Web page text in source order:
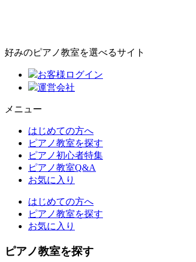
好みのピアノ教室を選べるサイト
お客様ログイン
運営会社
メニュー
はじめての方へ
ピアノ教室を探す
ピアノ初心者特集
ピアノ教室Q&A
お気に入り
はじめての方へ
ピアノ教室を探す
お気に入り
ピアノ教室を探す